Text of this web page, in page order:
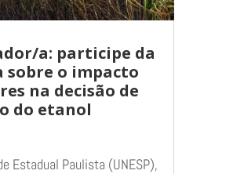
a: participe da
sobre o impacto
na decisão de
do etanol
Estadual Paulista (UNESP),